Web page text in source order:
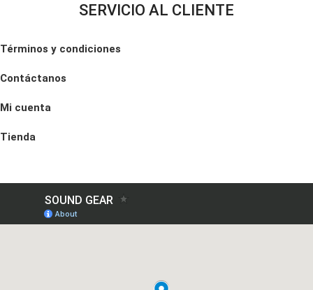
SERVICIO AL CLIENTE
Términos y condiciones
Contáctanos
Mi cuenta
Tienda